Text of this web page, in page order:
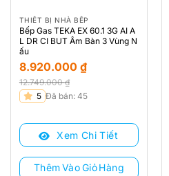
THIẾT BỊ NHÀ BẾP
Bếp Gas TEKA EX 60.1 3G AI A
L DR CI BUT Âm Bàn 3 Vùng N
ấu
12.749.000₫
Giá
là:
12.749.000 ₫.
8.920.000 ₫
Giá
tại
8.920.000 ₫.
5 Đã bán: 45
Xem Chi Tiết
Thêm Vào Giỏ Hàng